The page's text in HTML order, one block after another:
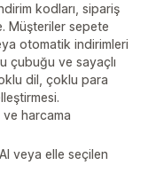
kodları, sipariş
Müşteriler sepete
otomatik indirimleri
çubuğu ve sayaçlı
dil, çoklu para
harcama
veya elle seçilen